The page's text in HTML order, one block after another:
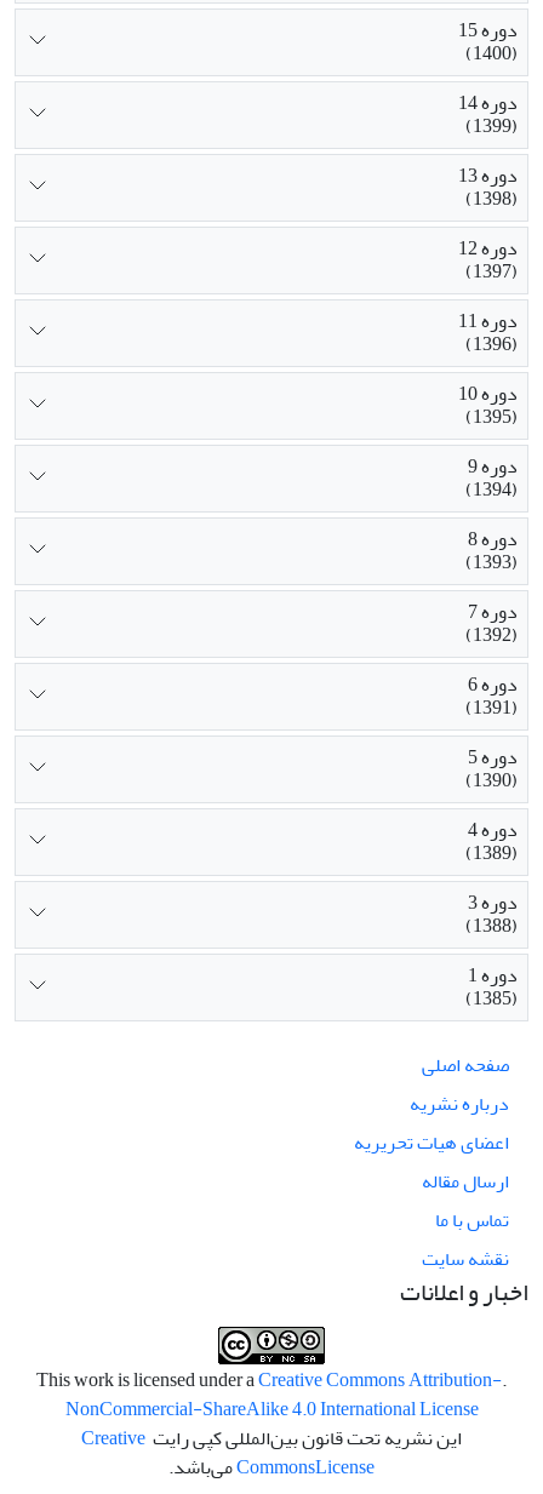
دوره 15
(1400)
دوره 14
(1399)
دوره 13
(1398)
دوره 12
(1397)
دوره 11
(1396)
دوره 10
(1395)
دوره 9
(1394)
دوره 8
(1393)
دوره 7
(1392)
دوره 6
(1391)
دوره 5
(1390)
دوره 4
(1389)
دوره 3
(1388)
دوره 1
(1385)
صفحه اصلی
درباره نشریه
اعضای هیات تحریریه
ارسال مقاله
تماس با ما
نقشه سایت
اخبار و اعلانات
.This work is licensed under a
Creative Commons Attribution-
NonCommercial-ShareAlike 4.0 International License
این نشریه تحت قانون بین‌المللی کپی رایت Creative
CommonsLicense می‌باشد.